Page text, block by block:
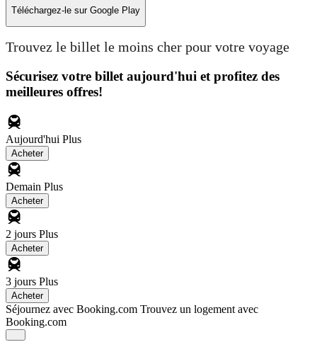
Téléchargez-le sur Google Play
Trouvez le billet le moins cher pour votre voyage
Sécurisez votre billet aujourd'hui et profitez des
meilleures offres!
Aujourd'hui Plus
Acheter
Demain Plus
Acheter
2 jours Plus
Acheter
3 jours Plus
Acheter
Séjournez avec Booking.com Trouvez un logement avec
Booking.com